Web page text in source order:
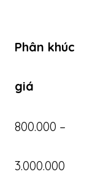
Phân khúc
giá
800.000 –
3.000.000